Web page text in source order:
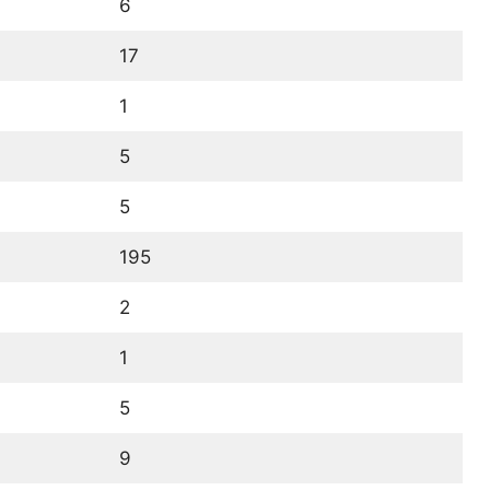
6
17
1
5
5
195
2
1
5
9